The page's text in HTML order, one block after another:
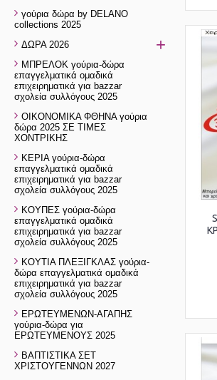
γούρια δώρα by DELANO
collections 2025
ΔΩΡΑ 2026
+
ΜΠΡΕΛΟΚ γούρια-δώρα
επαγγελματικά ομαδικά
επιχειρηματικά για bazzar
σχολεία συλλόγους 2025
ΟΙΚΟΝΟΜΙΚΑ ΦΘΗΝΑ γούρια
δώρα 2025 ΣΕ ΤΙΜΕΣ
ΧΟΝΤΡΙΚΗΣ
ΚΕΡΙΑ γούρια-δώρα
επαγγελματικά ομαδικά
επιχειρηματικά για bazzar
σχολεία συλλόγους 2025
ΚΟΥΠΕΣ γούρια-δώρα
επαγγελματικά ομαδικά
επιχειρηματικά για bazzar
σχολεία συλλόγους 2025
ΚΟΥΤΙΑ ΠΛΕΞΙΓΚΛΑΣ γούρια-
δώρα επαγγελματικά ομαδικά
επιχειρηματικά για bazzar
σχολεία συλλόγους 2025
ΕΡΩΤΕΥΜΕΝΩΝ-ΑΓΑΠΗΣ
γούρια-δώρα για
ΕΡΩΤΕΥΜΕΝΟΥΣ 2025
ΒΑΠΤΙΣΤΙΚΑ ΣΕΤ
ΧΡΙΣΤΟΥΓΕΝΝΩΝ 2027